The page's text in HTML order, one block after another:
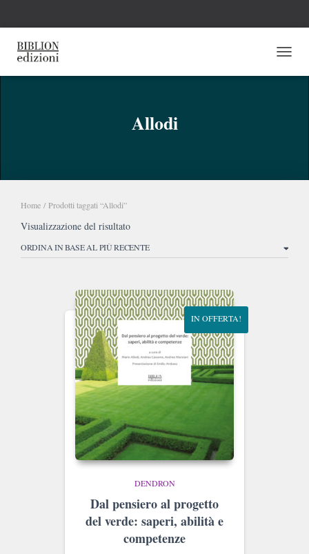
Allodi
Home / Prodotti taggati “Allodi”
Visualizzazione del risultato
IN OFFERTA!
DENDRON
Dal pensiero al progetto
del verde: saperi, abilità e
competenze